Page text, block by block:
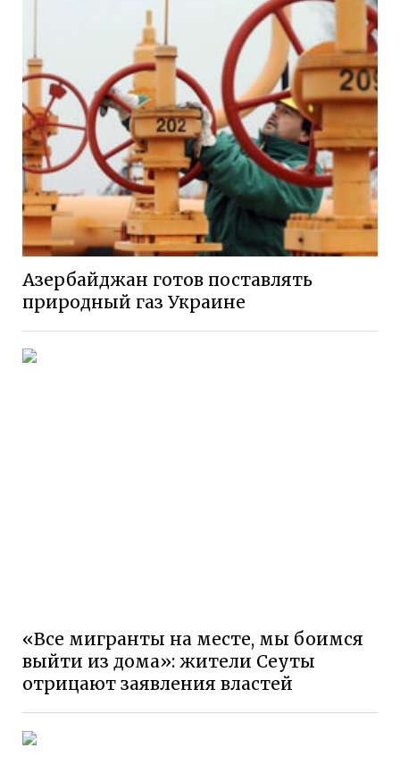
Азербайджан готов поставлять
природный газ Украине
«Все мигранты на месте, мы боимся
выйти из дома»: жители Сеуты
отрицают заявления властей